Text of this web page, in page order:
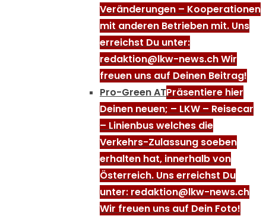
Veränderungen – Kooperationen
mit anderen Betrieben mit. Uns
erreichst Du unter:
redaktion@lkw-news.ch Wir
freuen uns auf Deinen Beitrag!
Pro-Green ATPräsentiere hier
Deinen neuen; – LKW – Reisecar
– Linienbus welches die
Verkehrs-Zulassung soeben
erhalten hat, innerhalb von
Österreich. Uns erreichst Du
unter: redaktion@lkw-news.ch
Wir freuen uns auf Dein Foto!